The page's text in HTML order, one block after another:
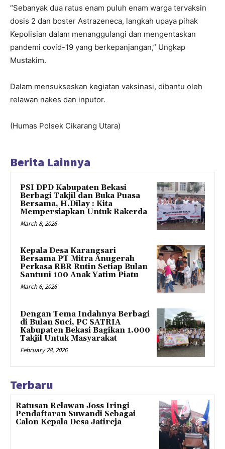
“Sebanyak dua ratus enam puluh enam warga tervaksin
dosis 2 dan boster Astrazeneca, langkah upaya pihak
Kepolisian dalam menanggulangi dan mengentaskan
pandemi covid-19 yang berkepanjangan,” Ungkap
Mustakim.
Dalam mensukseskan kegiatan vaksinasi, dibantu oleh
relawan nakes dan inputor.
(Humas Polsek Cikarang Utara)
Berita Lainnya
PSI DPD Kabupaten Bekasi
Berbagi Takjil dan Buka Puasa
Bersama, H.Dilay : Kita
Mempersiapkan Untuk Rakerda
March 8, 2026
Kepala Desa Karangsari
Bersama PT Mitra Anugerah
Perkasa RBR Rutin Setiap Bulan
Santuni 100 Anak Yatim Piatu
March 6, 2026
Dengan Tema Indahnya Berbagi
di Bulan Suci, PC SATRIA
Kabupaten Bekasi Bagikan 1.000
Takjil Untuk Masyarakat
February 28, 2026
Terbaru
Ratusan Relawan Joss Iringi
Pendaftaran Suwandi Sebagai
Calon Kepala Desa Jatireja